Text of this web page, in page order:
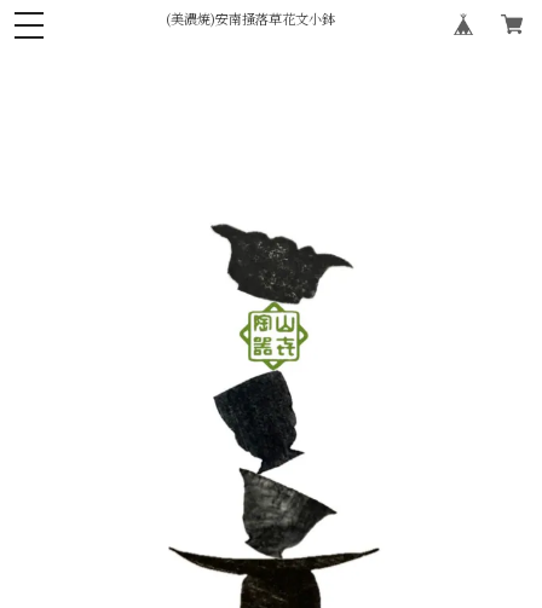
(美濃焼)安南掻落草花文小鉢